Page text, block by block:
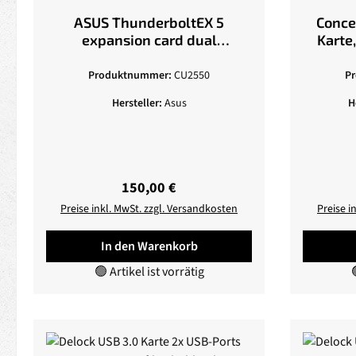
ASUS ThunderboltEX 5
expansion card dual
DisplayPort 2.1 PCIe 4.0
Produktnummer: CU2550
Hersteller: Asus
Regulärer Preis:
150,00 €
Preise inkl. MwSt. zzgl. Versandkosten
In den Warenkorb
🟢 Artikel ist vorrätig
Preise